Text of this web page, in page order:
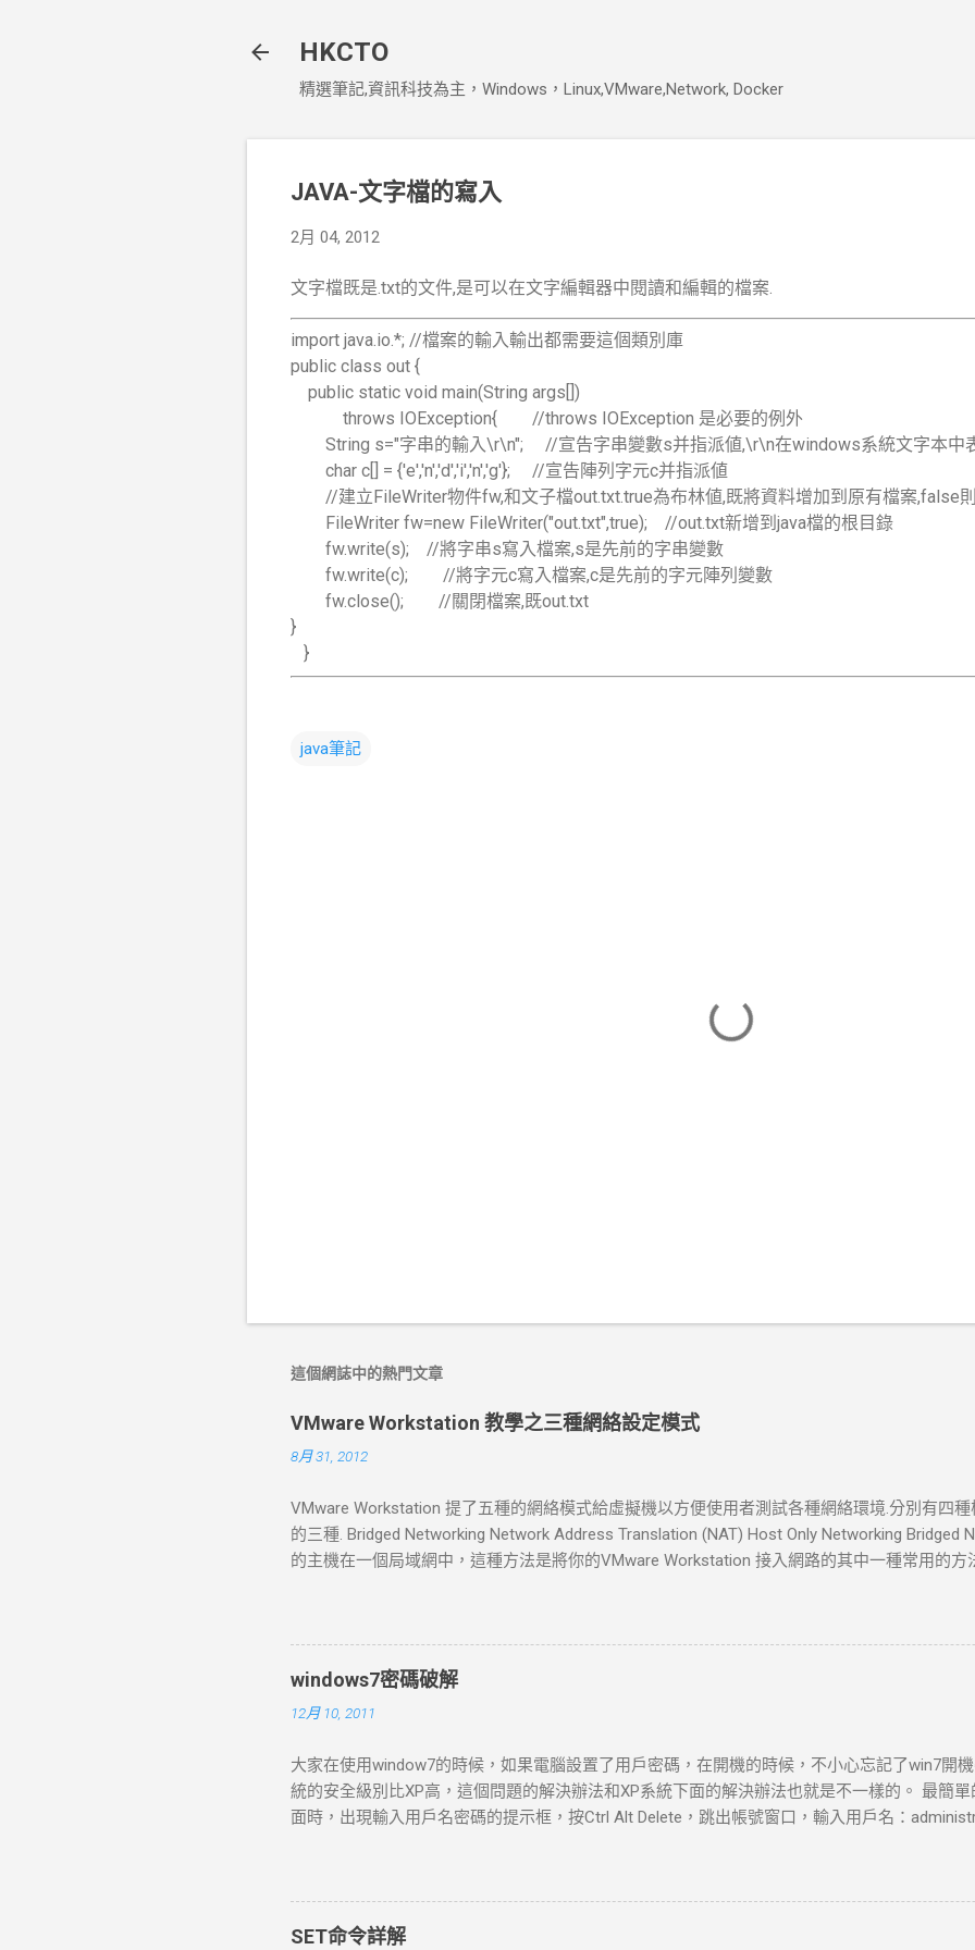
HKCTO
精選筆記,資訊科技為主，Windows，Linux,VMware,Network, Docker
JAVA-文字檔的寫入
2月 04, 2012
文字檔既是.txt的文件,是可以在文字編輯器中閱讀和編輯的檔案.
import java.io.*; //檔案的輸入輸出都需要這個類別庫
public class out {
public static void main(String args[])
throws IOException{ //throws IOException 是必要的例外
String s="字串的輸入\r\n"; //宣告字串變數s并指派値,\r\n在windows系統文字本中
char c[] = {'e','n','d','i','n','g'}; //宣告陣列字元c并指派値
//建立FileWriter物件fw,和文子檔out.txt.true為布林値,既將資料增加到原有檔案,false
FileWriter fw=new FileWriter("out.txt",true); //out.txt新增到java檔的根目錄
fw.write(s); //將字串s寫入檔案,s是先前的字串變數
fw.write(c); //將字元c寫入檔案,c是先前的字元陣列變數
fw.close(); //關閉檔案,既out.txt
}
}
java筆記
這個網誌中的熱門文章
VMware Workstation 教學之三種網絡設定模式
8月 31, 2012
VMware Workstation 提了五種的網絡模式給虛擬機以方便使用者測試各種網絡環境.分別有四
的三種. Bridged Networking Network Address Translation (NAT) Host Only Networking Bridged
的主機在一個局域網中，這種方法是將你的VMware Workstation 接入網路的其中一種常用的
的網路會是讓你的虛擬機連上網絡一種簡單的方式。如果你選擇了橋接模式的網路連接的話，
自己一個獨立的網路連線；比如說在TCP/IP架構的網路底下，虛擬機需要一個單獨的IP連線。
(NAT) 網路地址轉換(Network Address Translation, NAT)連線會自動地建立起來如果使用者在
者其他TCP/IP網路，但是 卻無法讓你的Virtual Machine得到一個外部網路IP位址 ，NAT是讓你
簡單的方法。也是 VMware Workstation 推薦的方式。 如果你選擇了NAT，VMware
TCP/IP協定來連到外部網路的其他機器。 例如：你可以使用HTTP來瀏覽Web站台，使用FTP
windows7密碼破解
12月 10, 2011
大家在使用window7的時候，如果電腦設置了用戶密碼，在開機的時候，不小心忘記了win7開
統的安全級別比XP高，這個問題的解決辦法和XP系統下面的解決辦法也就是不一樣的。 最簡
面時，出現輸入用戶名密碼的提示框，按Ctrl Alt Delete，跳出帳號窗口，輸入用戶名：
一、忘記密碼，但是已經登錄系統。 這種情況解決起來比較簡單，首先在開始菜單​​中的搜索框
SET命令詳解